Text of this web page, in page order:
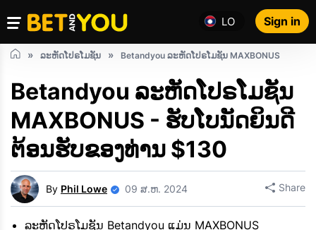
LO Sign in
ລະຫັດໂປຣໂມຊັນ Betandyou ລະຫັດໂປຣໂມຊັນ MAXBONUS
Betandyou ລະຫັດໂປຣໂມຊັນ
MAXBONUS - ຮັບໂບນັດຍິນດີ
ຕ້ອນຮັບຂອງທ່ານ $130
By Phil Lowe 09 ສ.ຫ. 2024 Share
ລະຫັດໂປຣໂມຊັນ Betandyou ແມ່ນ MAXBONUS